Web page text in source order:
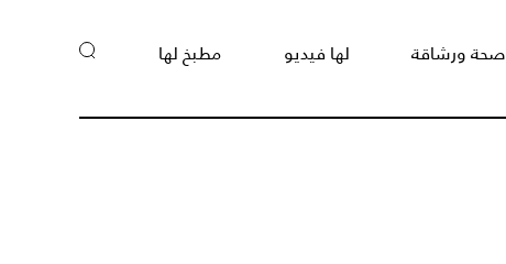
صحة ورشاقة لها فيديو مطبخ لها